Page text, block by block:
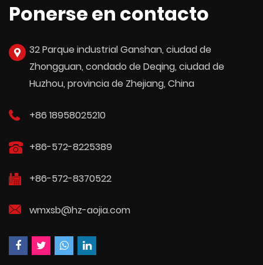
Ponerse en contacto
32 Parque industrial Ganshan, ciudad de
Zhongguan, condado de Deqing, ciudad de
Huzhou, provincia de Zhejiang, China
+86 18958025210
+86-572-8225389
+86-572-8370522
wmxsb@hz-aojia.com